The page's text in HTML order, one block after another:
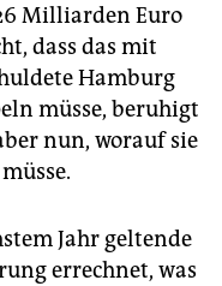
Milliarden Euro
dass das mit
Hamburg
müsse, beruhigt
nun, worauf sie
Jahr geltende
errechnet, was